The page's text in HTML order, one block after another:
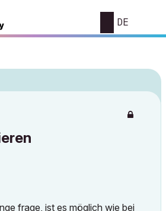
DE
frage, ist es möglich wie bei